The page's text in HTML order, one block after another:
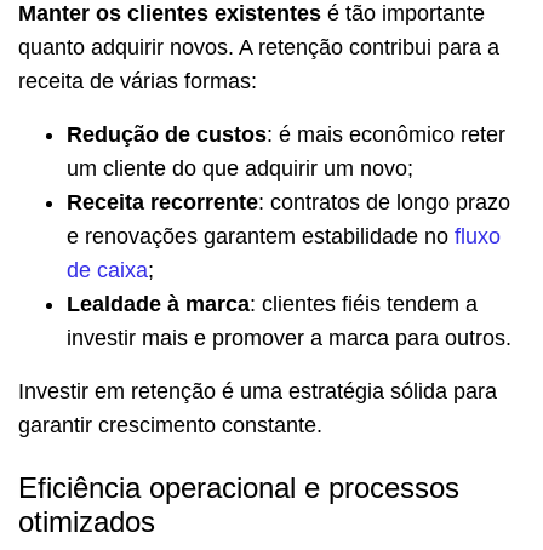
Manter os clientes existentes é tão importante
quanto adquirir novos. A retenção contribui para a
receita de várias formas:
Redução de custos: é mais econômico reter
um cliente do que adquirir um novo;
Receita recorrente: contratos de longo prazo
e renovações garantem estabilidade no fluxo
de caixa;
Lealdade à marca: clientes fiéis tendem a
investir mais e promover a marca para outros.
Investir em retenção é uma estratégia sólida para
garantir crescimento constante.
Eficiência operacional e processos
otimizados